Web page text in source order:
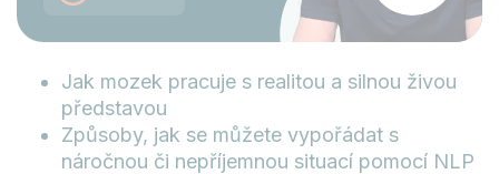
Jak mozek pracuje s realitou a silnou živou
představou
Způsoby, jak se můžete vypořádat s
náročnou či nepříjemnou situací pomocí NLP